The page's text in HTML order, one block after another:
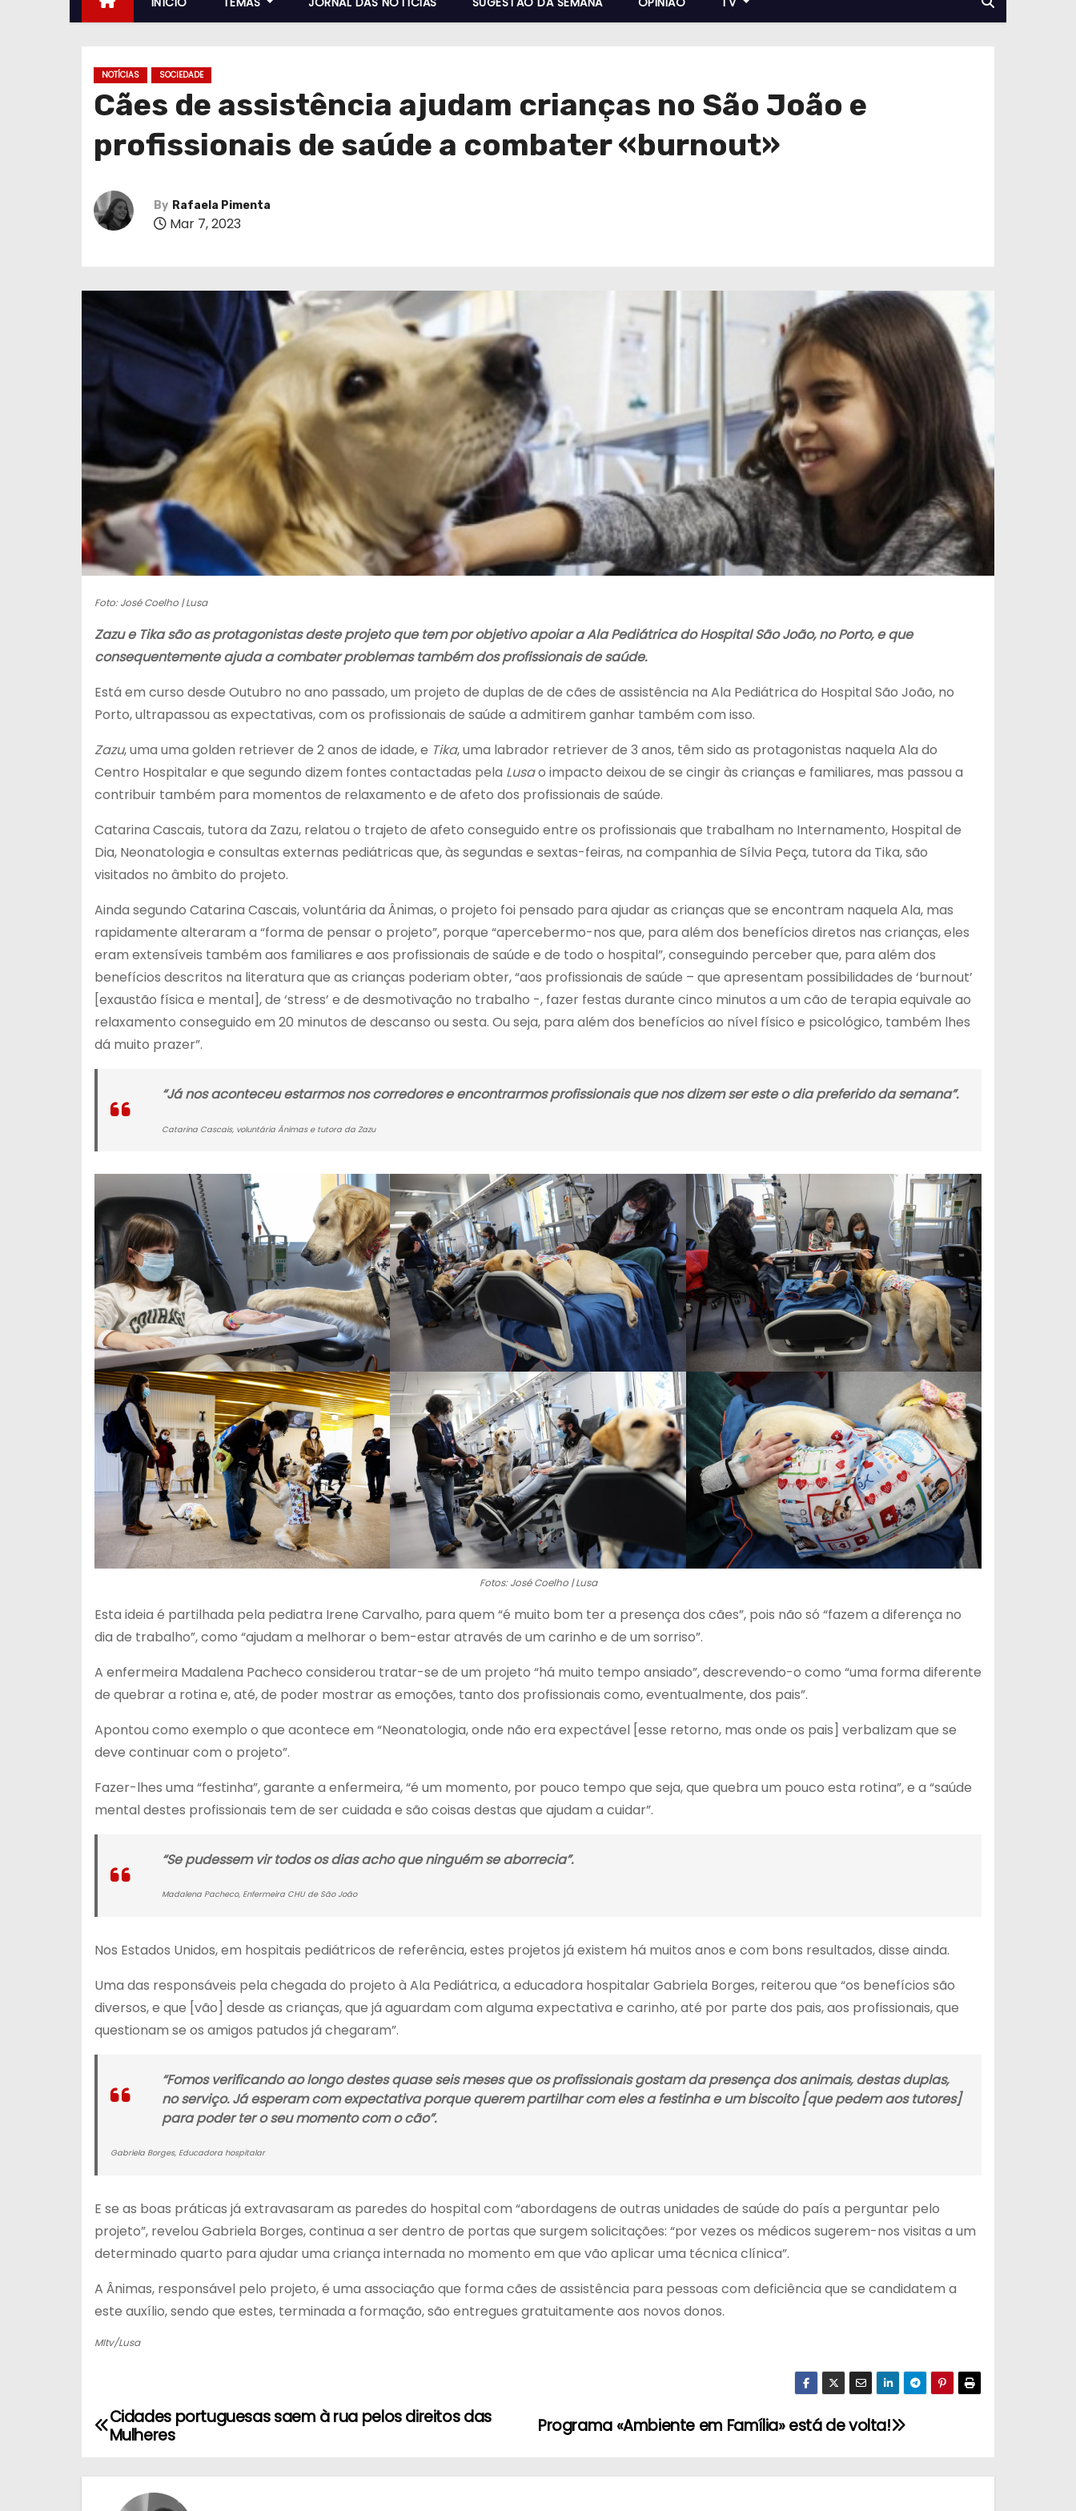
NOTÍCIAS SOCIEDADE
Cães de assistência ajudam crianças no São João e
profissionais de saúde a combater «burnout»
By Rafaela Pimenta
Mar 7, 2023
Foto: José Coelho | Lusa
Zazu e Tika são as protagonistas deste projeto que tem por objetivo apoiar a Ala Pediátrica do Hospital São João, no Porto, e que
consequentemente ajuda a combater problemas também dos profissionais de saúde.
Está em curso desde Outubro no ano passado, um projeto de duplas de de cães de assistência na Ala Pediátrica do Hospital São João, no
Porto, ultrapassou as expectativas, com os profissionais de saúde a admitirem ganhar também com isso.
Zazu, uma uma golden retriever de 2 anos de idade, e Tika, uma labrador retriever de 3 anos, têm sido as protagonistas naquela Ala do
Centro Hospitalar e que segundo dizem fontes contactadas pela Lusao impacto deixou de se cingir às crianças e familiares, mas passou a
contribuir também para momentos de relaxamento e de afeto dos profissionais de saúde.
Catarina Cascais, tutora da Zazu, relatou o trajeto de afeto conseguido entre os profissionais que trabalham no Internamento, Hospital de
Dia, Neonatologia e consultas externas pediátricas que, às segundas e sextas-feiras, na companhia de Sílvia Peça, tutora da Tika, são
visitados no âmbito do projeto.
Ainda segundo Catarina Cascais, voluntária da Ânimas, o projeto foi pensado para ajudar as crianças que se encontram naquela Ala, mas
rapidamente alteraram a “forma de pensar o projeto”, porque “apercebermo-nos que, para além dos benefícios diretos nas crianças, eles
eram extensíveis também aos familiares e aos profissionais de saúde e de todo o hospital”, conseguindo perceber que, para além dos
benefícios descritos na literatura que as crianças poderiam obter, “aos profissionais de saúde – que apresentam possibilidades de ‘burnout’
[exaustão física e mental], de ‘stress’ e de desmotivação no trabalho -, fazer festas durante cinco minutos a um cão de terapia equivale ao
relaxamento conseguido em 20 minutos de descanso ou sesta. Ou seja, para além dos benefícios ao nível físico e psicológico, também lhes
dá muito prazer”.
“Já nos aconteceu estarmos nos corredores e encontrarmos profissionais que nos dizem ser este o dia preferido da semana”.
Catarina Cascais, voluntária Ânimas e tutora da Zazu
Fotos: José Coelho | Lusa
Esta ideia é partilhada pela pediatra Irene Carvalho, para quem “é muito bom ter a presença dos cães”, pois não só “fazem a diferença no
dia de trabalho”, como “ajudam a melhorar o bem-estar através de um carinho e de um sorriso”.
A enfermeira Madalena Pacheco considerou tratar-se de um projeto “há muito tempo ansiado”, descrevendo-o como “uma forma diferente
de quebrar a rotina e, até, de poder mostrar as emoções, tanto dos profissionais como, eventualmente, dos pais”.
Apontou como exemplo o que acontece em “Neonatologia, onde não era expectável [esse retorno, mas onde os pais] verbalizam que se
deve continuar com o projeto”.
Fazer-lhes uma “festinha”, garante a enfermeira, “é um momento, por pouco tempo que seja, que quebra um pouco esta rotina”, e a “saúde
mental destes profissionais tem de ser cuidada e são coisas destas que ajudam a cuidar”.
“Se pudessem vir todos os dias acho que ninguém se aborrecia”.
Madalena Pacheco, Enfermeira CHU de São João
Nos Estados Unidos, em hospitais pediátricos de referência, estes projetos já existem há muitos anos e com bons resultados, disse ainda.
Uma das responsáveis pela chegada do projeto à Ala Pediátrica, a educadora hospitalar Gabriela Borges, reiterou que “os benefícios são
diversos, e que [vão] desde as crianças, que já aguardam com alguma expectativa e carinho, até por parte dos pais, aos profissionais, que
questionam se os amigos patudos já chegaram”.
“Fomos verificando ao longo destes quase seis meses que os profissionais gostam da presença dos animais, destas duplas,
no serviço. Já esperam com expectativa porque querem partilhar com eles a festinha e um biscoito [que pedem aos tutores]
para poder ter o seu momento com o cão”.
Gabriela Borges, Educadora hospitalar
E se as boas práticas já extravasaram as paredes do hospital com “abordagens de outras unidades de saúde do país a perguntar pelo
projeto”, revelou Gabriela Borges, continua a ser dentro de portas que surgem solicitações: “por vezes os médicos sugerem-nos visitas a um
determinado quarto para ajudar uma criança internada no momento em que vão aplicar uma técnica clínica”.
A Ânimas, responsável pelo projeto, é uma associação que forma cães de assistência para pessoas com deficiência que se candidatem a
este auxílio, sendo que estes, terminada a formação, são entregues gratuitamente aos novos donos.
MItv/Lusa
N
Programa «Ambiente em Família» está de volta!
Cidades portuguesas saem à rua pelos direitos das
Mulheres